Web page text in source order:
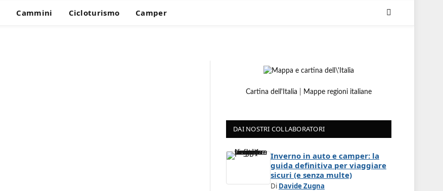
Cammini Cicloturismo Camper
Cartina dell'Italia Mappe regioni italiane
DAI NOSTRI COLLABORATORI
Inverno in auto e camper: la
guida definitiva per viaggiare
sicuri (e senza multe)
Di Davide Zugna